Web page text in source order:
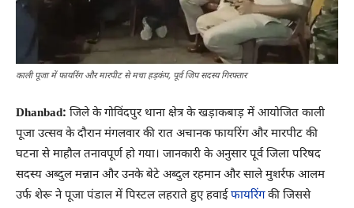
काली पूजा में फायरिंग और मारपीट से मचा हड़कंप, पूर्व जिप सदस्य गिरफ्तार
Dhanbad: जिले के गोविंदपुर थाना क्षेत्र के खड़ाकबाड़ में आयोजित काली
पूजा उत्सव के दौरान मंगलवार की रात अचानक फायरिंग और मारपीट की
घटना से माहौल तनावपूर्ण हो गया। जानकारी के अनुसार पूर्व जिला परिषद
सदस्य अब्दुल मन्नान और उनके बेटे अब्दुल रहमान और साले मुशर्रफ आलम
उर्फ शेरू ने पूजा पंडाल में पिस्टल लहराते हुए हवाईफायरिंगकी जिससे